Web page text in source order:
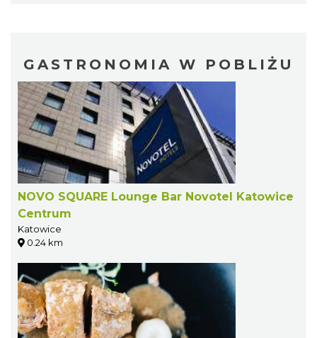
GASTRONOMIA W POBLIŻU
NOVO SQUARE Lounge Bar Novotel Katowice
Centrum
Katowice
0.24 km